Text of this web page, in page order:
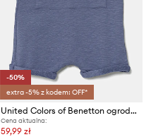
-50%
extra -5% z kodem: OFF*
United Colors of Benetton ogrodniczki niemowlęce
Cena aktualna:
59,99 zł